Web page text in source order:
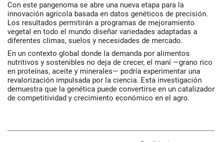
Con este pangenoma se abre una nueva etapa para la
innovación agrícola basada en datos genéticos de precisión.
Los resultados permitirán a programas de mejoramiento
vegetal en todo el mundo diseñar variedades adaptadas a
diferentes climas, suelos y necesidades de mercado.
En un contexto global donde la demanda por alimentos
nutritivos y sostenibles no deja de crecer, el maní —grano rico
en proteínas, aceite y minerales— podría experimentar una
revalorización impulsada por la ciencia. Esta investigación
demuestra que la genética puede convertirse en un catalizador
de competitividad y crecimiento económico en el agro.